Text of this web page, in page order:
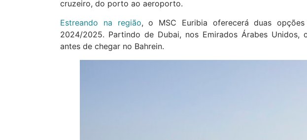
cruzeiro, do porto ao aeroporto.
Estreando na região, o MSC Euribia oferecerá duas
2024/2025. Partindo de Dubai, nos Emirados Árabes Unidos,
antes de chegar no Bahrein.